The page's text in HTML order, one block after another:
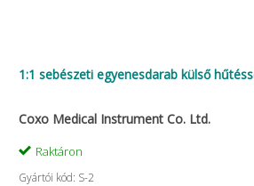
1:1 sebészeti egyenesdarab külső
Coxo Medical Instrument Co. Ltd.
Raktáron
Gyártói kód: S-2